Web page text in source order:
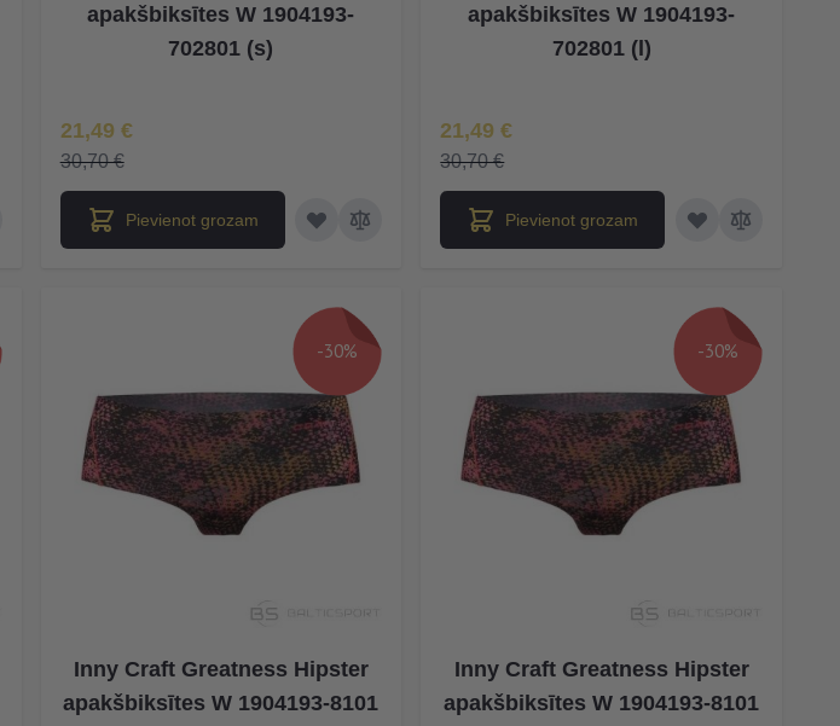
apakšbiksītes W 1904193-
702801 (s)
Īpaša Cena
21,49 €
30,70 €
Pievienot grozam
apakšbiksītes W 1904193-
702801 (l)
Īpaša Cena
21,49 €
30,70 €
Pievienot grozam
-30%
Inny Craft Greatness Hipster
apakšbiksītes W 1904193-8101
-30%
Inny Craft Greatness Hipster
apakšbiksītes W 1904193-8101